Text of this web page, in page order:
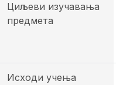
Циљеви изучавања
предмета
Исходи учења